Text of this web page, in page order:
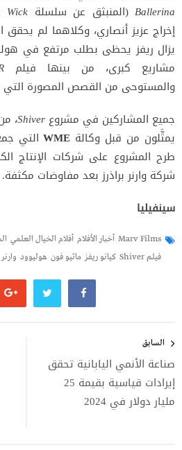
Ballerina (المنبثق عن سلسلة Wick
إخراج عزيز أنصاري، وكلاهما لم يحقق
يزال ريفز يحظى بطلب مرتفع في
مشاريع كبرى، من بينها فيلم
والمستوحى من القصص المصورة
جميع المشاركين في مشروع Shiver،
يمثَّلون من قبل وكالة WMEالتي
طرح المشروع على شركات الإنتاج
شركة وارنر براذرز بعد مفاوضات مكثفة.
سينفيليا
Marv Films أخبار الأفلام أفلام الخيال العلمي
فيلم Shiver
كيانو ريفز ماثيو فون هوليوود
المقالات
السابق
صناعة الأنمي اليابانية تحقق
إيرادات قياسية بقيمة 25
مليار دولار في 2024